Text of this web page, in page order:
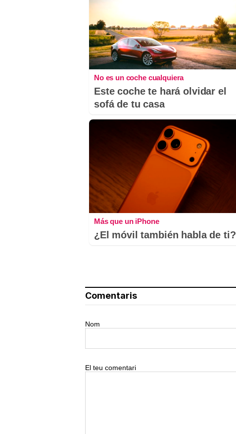
No es un coche cualquiera
Este coche te hará olvidar el
sofá de tu casa
Más que un iPhone
¿El móvil también habla de ti?
Comentaris
Nom
El teu comentari